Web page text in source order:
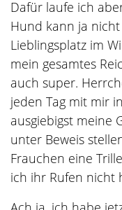
Dafür laufe ich
Hund kann ja
Lieblingsplatz im
mein gesamtes
auch super.
jeden Tag mit mir
ausgiebigst meine
unter Beweis
Frauchen eine
ich ihr Rufen nicht